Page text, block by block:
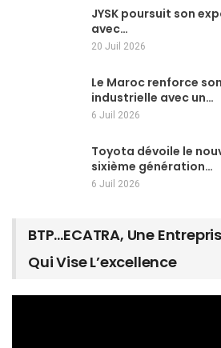
JYSK poursuit son
avec…
20 Juil 2026
Le Maroc renforce
industrielle avec un…
6 Juil 2026
Toyota dévoile le
sixième génération…
6 Juil 2026
BTP…ECATRA, Une
Qui Vise L’excellence